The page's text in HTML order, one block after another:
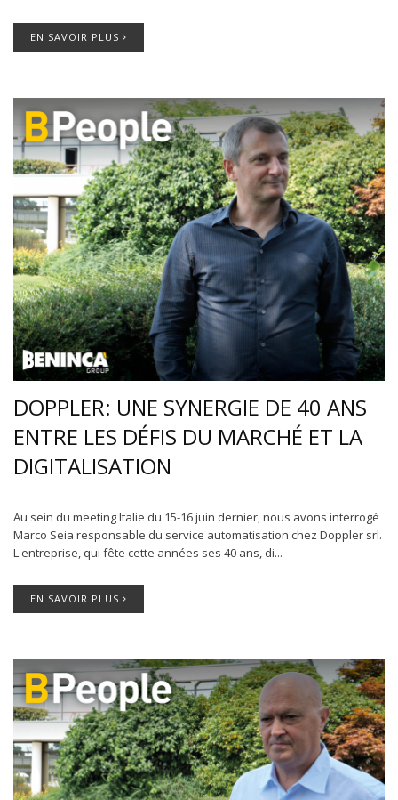
EN SAVOIR PLUS
DOPPLER: UNE SYNERGIE DE 40 ANS
ENTRE LES DÉFIS DU MARCHÉ ET LA
DIGITALISATION
Au sein du meeting Italie du 15-16 juin dernier, nous avons interrogé
Marco Seia responsable du service automatisation chez Doppler srl.
L'entreprise, qui fête cette années ses 40 ans, di...
EN SAVOIR PLUS